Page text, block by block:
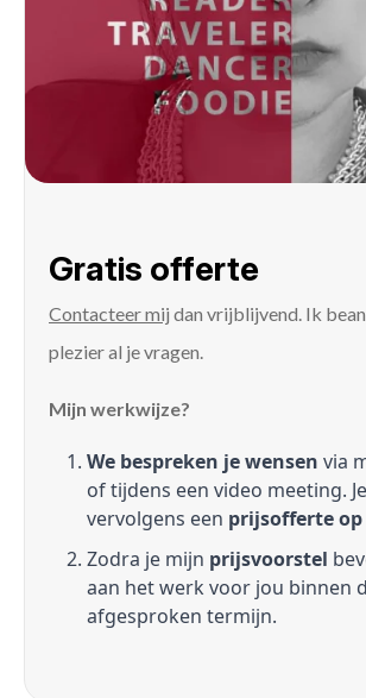
Gratis offerte
Contacteer mij dan vrijblijvend. Ik
plezier al je vragen.
Mijn werkwijze?
We bespreken je wensen via
of tijdens een video meeting.
vervolgens een prijsofferte
Zodra je mijn prijsvoorstel
aan het werk voor jou binnen
afgesproken termijn.